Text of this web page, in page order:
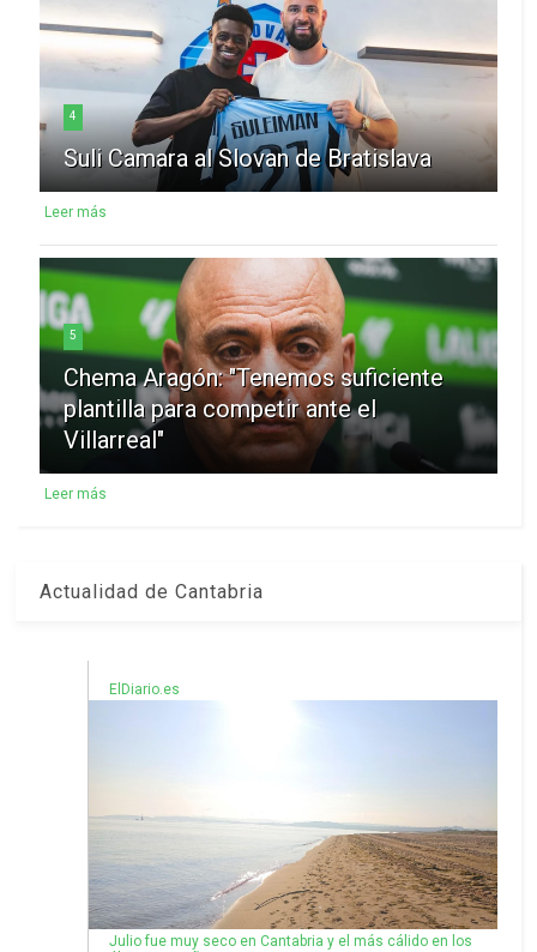
4
Suli Camara al Slovan de Bratislava
Leer más
5
Chema Aragón: "Tenemos suficiente
plantilla para competir ante el
Villarreal"
Leer más
Actualidad de Cantabria
ElDiario.es
Julio fue muy seco en Cantabria y el más cálido en los